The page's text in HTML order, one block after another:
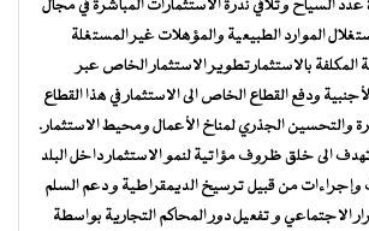
السياح وتلافي ندرة الاستثمارات المباشرة في مجال
الموارد الطبيعية والمؤهلات غير المستغلة
المكلفة بالاستثمارتطوير الاستثمار الخاص عبر
ودفع القطاع الخاص الى الاستثمار في هذا القطاع
والتحسين الجذري لمناخ الأعمال ومحيط الاستثمار.
الى خلق ظروف مؤاتية لنمو الاستثمار داخل البلد
من قبيل ترسيخ الديمقراطية و دعم السلم
الاجتماعي و تفعيل دور المحاكم التجارية بواسطة